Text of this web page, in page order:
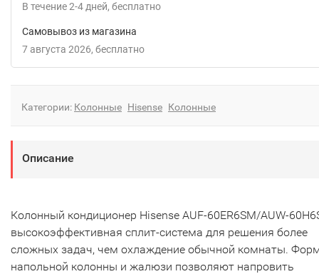
В течение2-4 дней Бесплатно
Самовывоз из магазина
7 августа 2026
Бесплатно
Категории: Колонные Hisense Колонные
Описание
Колонный кондиционер Hisense AUF-60ER6SM/AUW-
высокоэффективная сплит-система для решения более
сложных задач, чем охлаждение обычной комнаты.
напольной колонны и жалюзи позволяют напровить